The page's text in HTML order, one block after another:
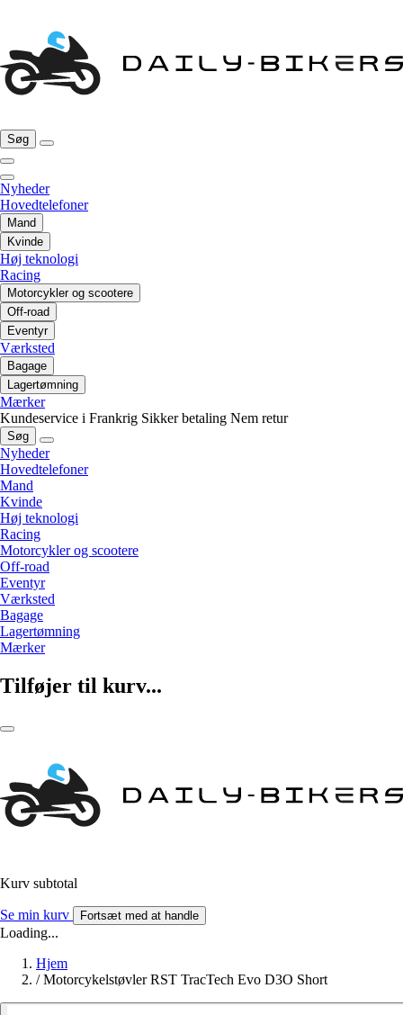
Søg
Nyheder
Hovedtelefoner
Mand
Kvinde
Høj teknologi
Racing
Motorcykler og scootere
Off-road
Eventyr
Værksted
Bagage
Lagertømning
Mærker
Kundeservice i Frankrig Sikker betaling Nem retur
Søg
Nyheder
Hovedtelefoner
Mand
Kvinde
Høj teknologi
Racing
Motorcykler og scootere
Off-road
Eventyr
Værksted
Bagage
Lagertømning
Mærker
Tilføjer til kurv...
Kurv subtotal
Se min kurv Fortsæt med at handle
Loading...
Hjem
/ Motorcykelstøvler RST TracTech Evo D3O Short